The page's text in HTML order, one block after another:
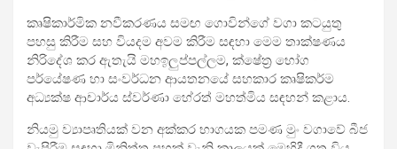
කෘෂිකාර්මික නවීකරණය සමඟ ගොවින්ගේ වගා කටයුතු
පහසු කිරීම සහ වියදම අවම කිරීම සඳහා මෙම තාක්ෂණය
නිරිදේශ කර ඇතැයි මහඉලුප්පල්ලම, ක්ෂේත්‍ර භෝග
පර්යේෂණ හා සංවර්ධන ආයතනයේ සහකාර කෘෂිකර්ම
අධ්‍යක්ෂ ආචාර්ය ස්වර්ණා හේරත් මහත්මිය සඳහන් කළාය.
නියමු ව්‍යාපෘතියක් වන අක්කර භාගයක පමණ මුං වගාවේ බීජ